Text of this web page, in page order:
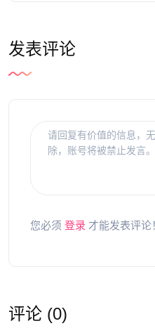
发表评论
您必须 登录 才能发表评论
评论 (0)